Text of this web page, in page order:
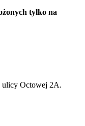
tylko na
ulicy Octowej 2A.